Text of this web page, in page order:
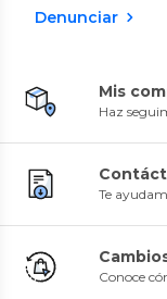
Denunciar
Mis
Haz
Te
Conoce